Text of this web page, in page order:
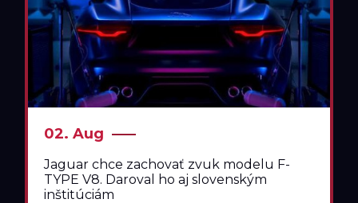
02. Aug
Jaguar chce zachovať zvuk modelu F-
TYPE V8. Daroval ho aj slovenským
inštitúciám